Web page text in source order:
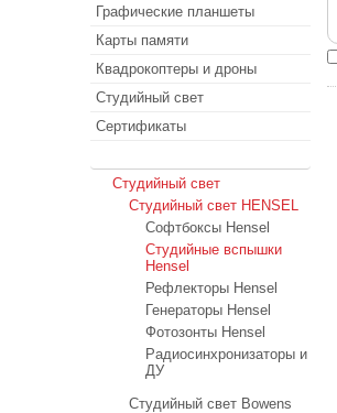
Графические планшеты
Карты памяти
Квадрокоптеры и дроны
Студийный свет
Сертификаты
Студийный свет
Студийный свет HENSEL
Cофтбоксы Hensel
Студийные вспышки
Hensel
Рефлекторы Hensel
Генераторы Hensel
Фотозонты Hensel
Радиосинхронизаторы и
ДУ
Студийный свет Bowens